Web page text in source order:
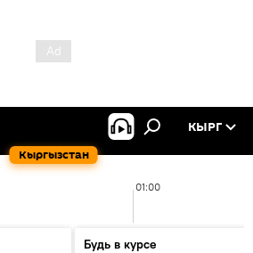
Кыргызстан
КЫРГ
01:00
Будь в курсе